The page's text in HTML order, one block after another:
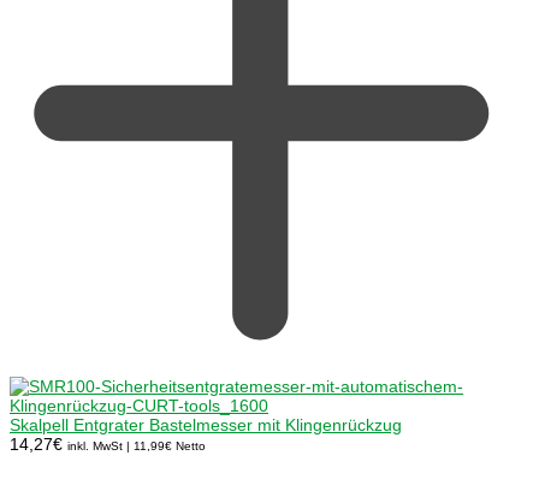
Skalpell Entgrater Bastelmesser mit Klingenrückzug
14,27€ inkl. MwSt | 11,99€ Netto